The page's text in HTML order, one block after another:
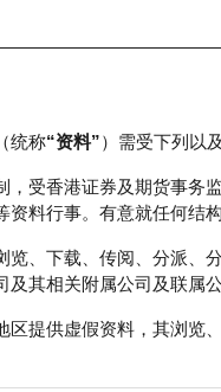
场统计 正股数据及市场
统称“资料”）需受下列以
受香港证券及期货事务
资料行事。有意就任何
览、下载、传阅、分派
及其相关附属公司及联属
区提供虚假资料，其浏